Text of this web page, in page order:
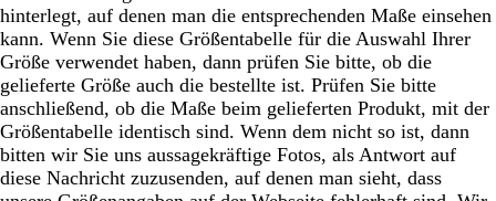
hinterlegt, auf denen man die entsprechenden Maße einsehen
kann. Wenn Sie diese Größentabelle für die Auswahl Ihrer
Größe verwendet haben, dann prüfen Sie bitte, ob die
gelieferte Größe auch die bestellte ist. Prüfen Sie bitte
anschließend, ob die Maße beim gelieferten Produkt, mit der
Größentabelle identisch sind. Wenn dem nicht so ist, dann
bitten wir Sie uns aussagekräftige Fotos, als Antwort auf
diese Nachricht zuzusenden, auf denen man sieht, dass